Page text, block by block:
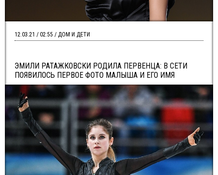
ЭМИЛИ РАТАЖКОВСКИ РОДИЛА ПЕРВЕНЦА: В СЕТИ
ПОЯВИЛОСЬ ПЕРВОЕ ФОТО МАЛЫША И ЕГО ИМЯ
12.03.21 / 02:55 / ДОМ И ДЕТИ